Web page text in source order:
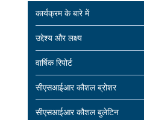
Main
navigation
कार्यक्रम के बारे में
उद्देश्य और लक्ष्य
वार्षिक रिपोर्ट
सीएसआईआर कौशल ब्रोशर
सीएसआईआर कौशल बुलेटिन